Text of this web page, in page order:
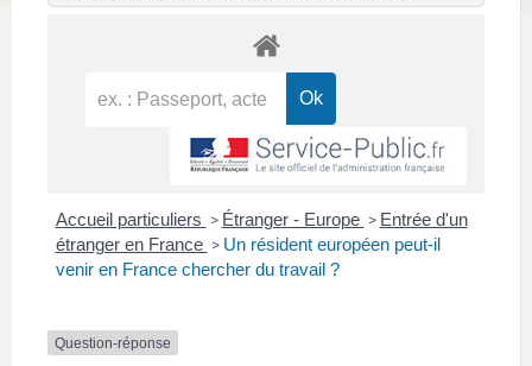
Accueil particuliers > Étranger - Europe > Entrée d'un
étranger en France > Un résident européen peut-il
venir en France chercher du travail ?
Question-réponse